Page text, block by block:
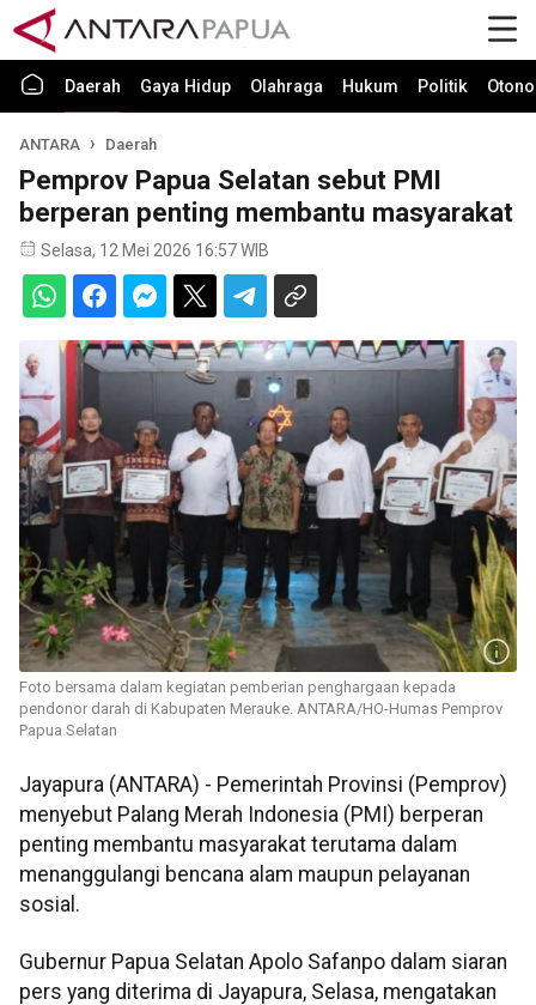
Daerah Gaya Hidup Olahraga Hukum Politik
ANTARA Daerah
Pemprov Papua Selatan sebut PMI
berperan penting membantu masyarakat
Selasa, 12 Mei 2026 16:57 WIB
Foto bersama dalam kegiatan pemberian penghargaan kepada
pendonor darah di Kabupaten Merauke. ANTARA/HO-Humas Pemprov
Papua Selatan
Jayapura (ANTARA) - Pemerintah Provinsi (Pemprov)
menyebut Palang Merah Indonesia (PMI) berperan
penting membantu masyarakat terutama dalam
menanggulangi bencana alam maupun pelayanan
sosial.
Gubernur Papua Selatan Apolo Safanpo dalam siaran
pers yang diterima di Jayapura, Selasa, mengatakan